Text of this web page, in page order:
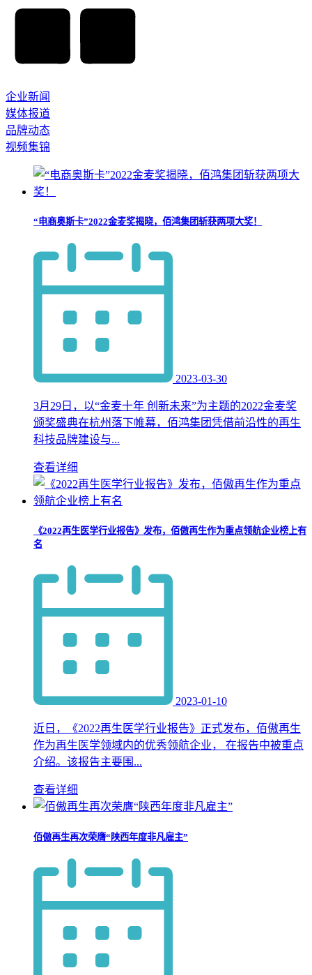
企业新闻
媒体报道
品牌动态
视频集锦
“电商奥斯卡”2022金麦奖揭晓，佰鸿集团斩获两项大奖！
2023-03-30
3月29日，以“金麦十年 创新未来”为主题的2022金麦奖
颁奖盛典在杭州落下帷幕，佰鸿集团凭借前沿性的再生
科技品牌建设与...
查看详细
《2022再生医学行业报告》发布，佰傲再生作为重点领航企业榜上有
名
2023-01-10
近日，《2022再生医学行业报告》正式发布，佰傲再生
作为再生医学领域内的优秀领航企业， 在报告中被重点
介绍。该报告主要围...
查看详细
佰傲再生再次荣膺“陕西年度非凡雇主”